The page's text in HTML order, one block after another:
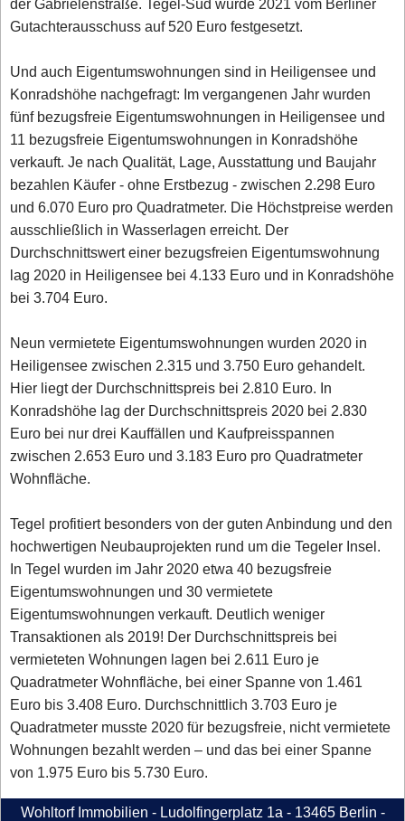
Gutachterausschuss auf 520 Euro festgesetzt.
Und auch Eigentumswohnungen sind in Heiligensee und
Konradshöhe nachgefragt: Im vergangenen Jahr wurden
fünf bezugsfreie Eigentumswohnungen in Heiligensee und
11 bezugsfreie Eigentumswohnungen in Konradshöhe
verkauft. Je nach Qualität, Lage, Ausstattung und Baujahr
bezahlen Käufer - ohne Erstbezug - zwischen 2.298 Euro
und 6.070 Euro pro Quadratmeter. Die Höchstpreise werden
ausschließlich in Wasserlagen erreicht. Der
Durchschnittswert einer bezugsfreien Eigentumswohnung
lag 2020 in Heiligensee bei 4.133 Euro und in Konradshöhe
bei 3.704 Euro.
Neun vermietete Eigentumswohnungen wurden 2020 in
Heiligensee zwischen 2.315 und 3.750 Euro gehandelt.
Hier liegt der Durchschnittspreis bei 2.810 Euro. In
Konradshöhe lag der Durchschnittspreis 2020 bei 2.830
Euro bei nur drei Kauffällen und Kaufpreisspannen
zwischen 2.653 Euro und 3.183 Euro pro Quadratmeter
Wohnfläche.
Tegel profitiert besonders von der guten Anbindung und den
hochwertigen Neubauprojekten rund um die Tegeler Insel.
In Tegel wurden im Jahr 2020 etwa 40 bezugsfreie
Eigentumswohnungen und 30 vermietete
Eigentumswohnungen verkauft. Deutlich weniger
Transaktionen als 2019! Der Durchschnittspreis bei
vermieteten Wohnungen lagen bei 2.611 Euro je
Quadratmeter Wohnfläche, bei einer Spanne von 1.461
Euro bis 3.408 Euro. Durchschnittlich 3.703 Euro je
Quadratmeter musste 2020 für bezugsfreie, nicht vermietete
Wohnungen bezahlt werden – und das bei einer Spanne
von 1.975 Euro bis 5.730 Euro.
Wohltorf Immobilien - Ludolfingerplatz 1a - 13465 Berlin -